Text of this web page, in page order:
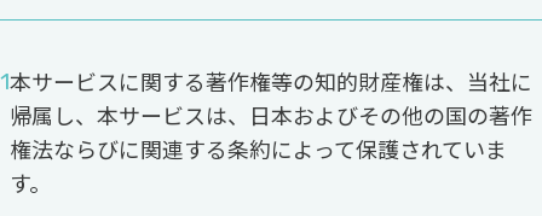
本サービスに関する著作権等の知的財産権は、当社に
帰属し、本サービスは、日本およびその他の国の著作
権法ならびに関連する条約によって保護されていま
す。